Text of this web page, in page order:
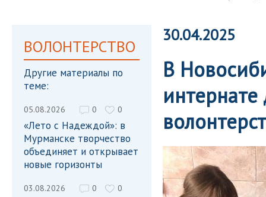
ВОЛОНТЕРСТВО
Другие материалы по
теме:
05.08.2026 0 0
«Лето с Надеждой»: в
Мурманске творчество
объединяет и открывает
новые горизонты
03.08.2026 0 0
30.04.2025
В
интернате